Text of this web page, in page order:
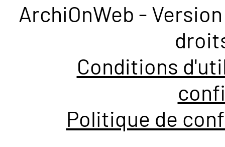
ArchiOnWeb -
Conditions
Politique de